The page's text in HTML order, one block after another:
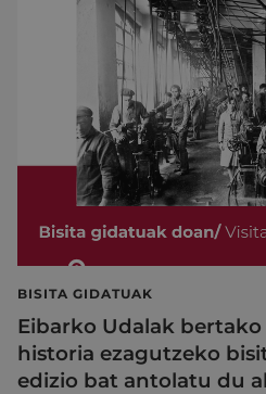
BISITA GIDATUAK
Eibarko Udalak
historia ezagutzeko
edizio bat antolatu du